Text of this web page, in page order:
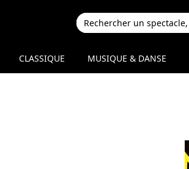
CLASSIQUE MUSIQUE & DANSE